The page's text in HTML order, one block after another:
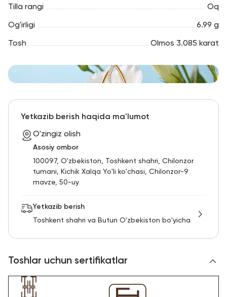
Tilla rangi Oq
Og'irligi 6.99 g
Tosh Olmos 3.085 karat
Yetkazib berish haqida ma'lumot
O'zingiz olish
Asosiy ombor
100097, O'zbekiston, Toshkent shahri, Chilonzor
tumani, Kichik Xalqa Yo'li ko'chasi, Chilonzor-9
mavze, 50-uy
Yetkazib berish
Toshkent shahri va Butun O'zbekiston bo'yicha
Toshlar uchun sertifikatlar